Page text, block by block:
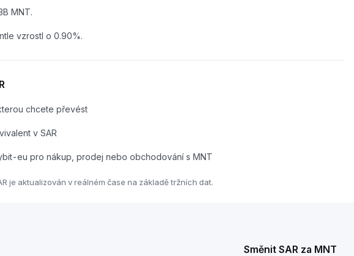
MNT.
vzrostl o 0.90%.
chcete převést
v SAR
eu pro nákup, prodej nebo obchodování s MNT
je aktualizován v reálném čase na základě tržních dat.
Směnit SAR za MNT